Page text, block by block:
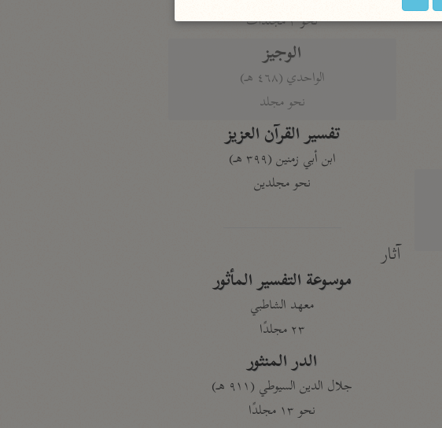
نحو ٣ مجلدات
الوجيز
الواحدي (٤٦٨ هـ)
نحو مجلد
تفسير القرآن العزيز
ابن أبي زمنين (٣٩٩ هـ)
نحو مجلدين
آثار
موسوعة التفسير المأثور
معهد الشاطبي
٢٣ مجلدًا
الدر المنثور
جلال الدين السيوطي (٩١١ هـ)
نحو ١٣ مجلدًا